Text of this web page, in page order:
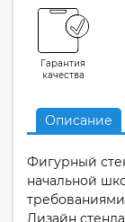
Гарантия
качества
Описание
Фигурный
начальной
Дизайн